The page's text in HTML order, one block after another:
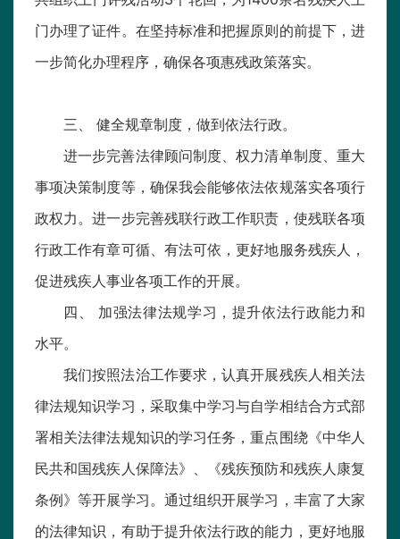
门办理了证件。在坚持标准和把握原则的前提下，进
一步简化办理程序，确保各项惠残政策落实。
三、 健全规章制度，做到依法行政。
进一步完善法律顾问制度、权力清单制度、重大
事项决策制度等，确保我会能够依法依规落实各项行
政权力。进一步完善残联行政工作职责，使残联各项
行政工作有章可循、有法可依，更好地服务残疾人，
促进残疾人事业各项工作的开展。
四、 加强法律法规学习，提升依法行政能力和
水平。
我们按照法治工作要求，认真开展残疾人相关法
律法规知识学习，采取集中学习与自学相结合方式部
署相关法律法规知识的学习任务，重点围绕《中华人
民共和国残疾人保障法》、《残疾预防和残疾人康复
条例》等开展学习。通过组织开展学习，丰富了大家
的法律知识，有助于提升依法行政的能力，更好地服